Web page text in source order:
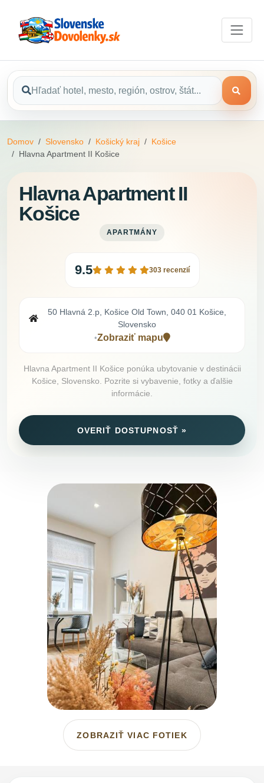
Domov Slovensko Košický kraj
Košice
Hlavna Apartment II Košice
Hlavna Apartment II
Košice
APARTMÁNY
9.5 303 recenzií
50 Hlavná 2.p, Košice Old Town, 040 01 Košice,
Slovensko
•Zobraziť mapu
Hlavna Apartment II Košice ponúka ubytovanie v destinácii
Košice, Slovensko. Pozrite si vybavenie, fotky a ďalšie
informácie.
OVERIŤ DOSTUPNOSŤ »
ZOBRAZIŤ VIAC FOTIEK